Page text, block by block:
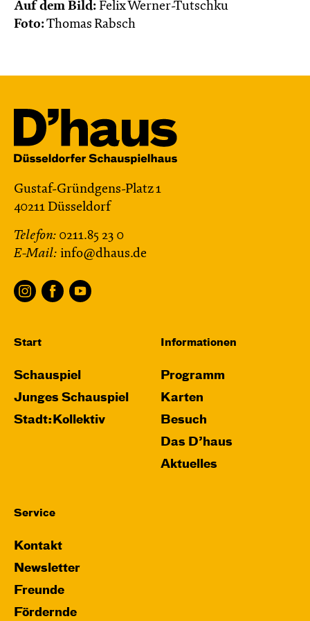
Menschen
Mit künstlerischer Audiodeskription
Auf dem Bild: Felix Werner-Tutschku
Foto:Thomas Rabsch
Gustaf-Gründgens-Platz 1
40211 Düsseldorf
Telefon: 0211.85 23 0
E-Mail: info@dhaus.de
Start
Schauspiel
Junges Schauspiel
Stadt:Kollektiv
Informationen
Programm
Karten
Besuch
Das D’haus
Aktuelles
Service
Kontakt
Newsletter
Freunde
Fördernde